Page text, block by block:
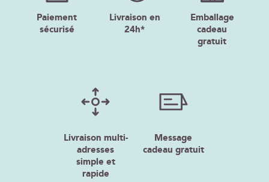
Paiement
sécurisé
Livraison en
24h*
Emballage
cadeau
gratuit
Livraison multi-
adresses
simple et
rapide
Message
cadeau gratuit